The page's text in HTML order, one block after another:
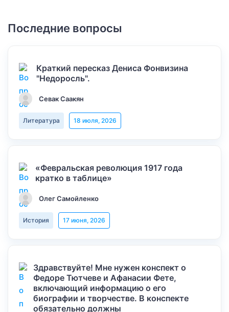
Последние вопросы
Краткий пересказ Дениса Фонвизина
"Недоросль".
Севак Саакян
Литература 18 июля, 2026
«Февральская революция 1917 года
кратко в таблице»
Олег Самойленко
История 17 июня, 2026
Здравствуйте! Мне нужен конспект о
Федоре Тютчеве и Афанасии Фете,
включающий информацию о его
биографии и творчестве. В конспекте
обязательно должны